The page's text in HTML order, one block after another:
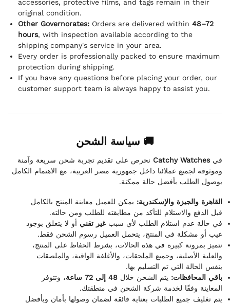
accessories, protective films, and tags remain in their
original condition.
Other Governorates: Orders are delivered within 48–72
hours, with inspection available according to the
shipping company's service in your area.
Every order is professionally packed to ensure maximum
protection during shipping.
If you have any questions before placing your order, our
customer support team is always happy to assist you.
🚚 سياسة الشحن
فيCatchy Watches نحرص على تقديم تجربة شحن سريعة وآمنة
وموثوقة لجميع عملائنا داخل جمهورية مصر العربية، مع الاهتمام الكامل
بوصول الطلب بأفضل حالة ممكنة.
القاهرة والجيزة والإسكندرية: يمكن للعميل معاينة المنتج بالكامل
قبل الدفع والاستلام للتأكد من مطابقته للطلب ومن حالته.
في حالة عدم استلام الطلب لأي سببغير تقني أو لا يتعلق بوجود
عيب أو مشكلة في المنتج، يتحمل العميل رسوم الشحن فقط.
نتميز بمرونة كبيرة في هذه الحالات، بشرط الحفاظ على المنتج،
والعلبة الأصلية، وجميع الملحقات، والأغلفة الواقية، والملصقات
بنفس الحالة التي تم التسليم بها.
باقي المحافظات: يتم الشحن خلال 48 إلى 72 ساعة
، وتتوفر
المعاينة وفقًا لخدمة شركة الشحن في منطقتك.
يتم تغليف جميع الطلبات بعناية فائقة لضمان وصولها بأمان وبأفضل